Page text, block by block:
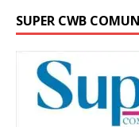
SUPER CWB